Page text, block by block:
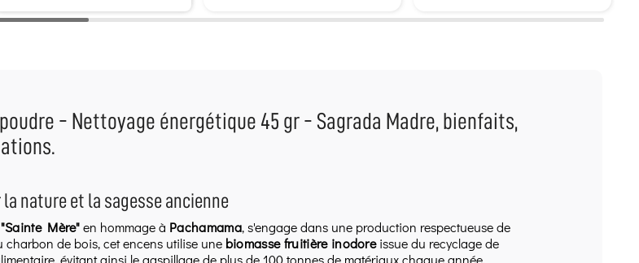
- Nettoyage énergétique 45 gr - Sagrada Madre, bienfaits,
nature et la sagesse ancienne
"Sainte Mère"en hommage à Pachamama, s'engage dans une production respectueuse de
charbon de bois, cet encens utilise une biomasse fruitière inodoreissue du recyclage de
évitant ainsi le gaspillage de plus de 100 tonnes de matériaux chaque année.